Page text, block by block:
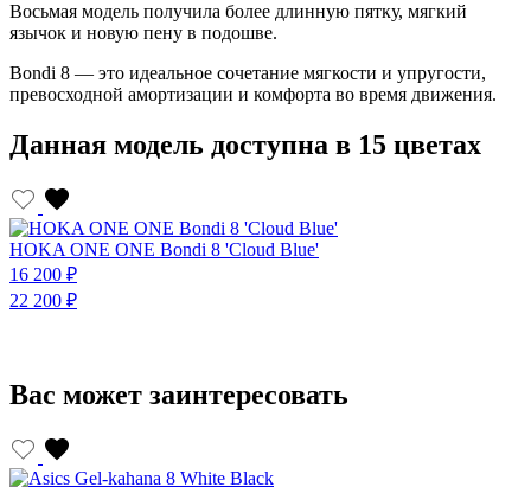
Восьмая модель получила более длинную пятку, мягкий
язычок и новую пену в подошве.
Bondi 8 — это идеальное сочетание мягкости и упругости,
превосходной амортизации и комфорта во время движения.
Данная модель доступна в 15 цветах
HOKA ONE ONE Bondi 8 'Cloud Blue'
16 200 ₽
22 200 ₽
Вас может заинтересовать